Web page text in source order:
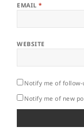
EMAIL*
WEBSITE
Notify me of
Notify me of new